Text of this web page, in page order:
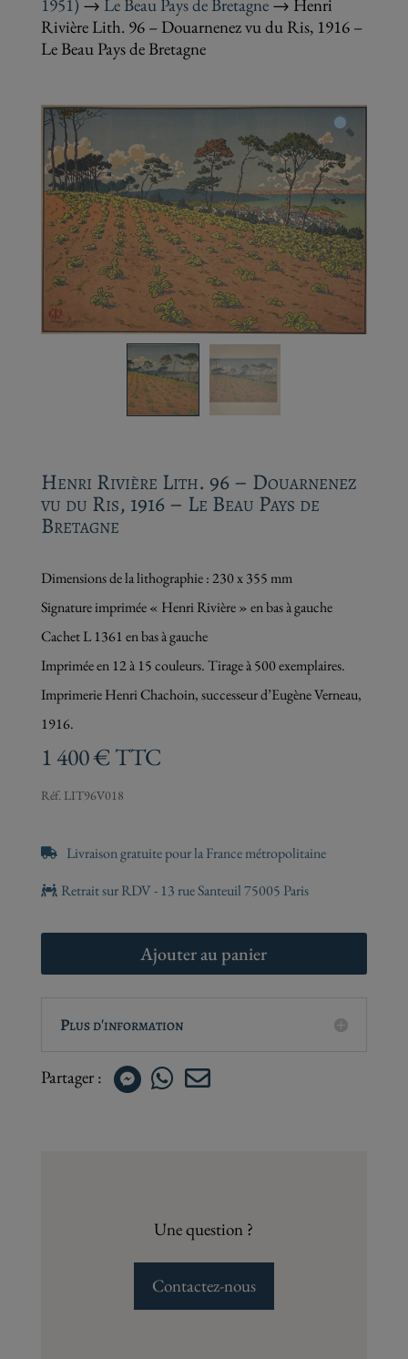
(1864-1951) →Le Beau Pays de Bretagne→
Henri Rivière Lith. 96 – Douarnenez vu du Ris,
1916 – Le Beau Pays de Bretagne
Henri Rivière Lith. 96 –
Douarnenez vu du Ris, 1916 – Le
Beau Pays de Bretagne
Dimensions de la lithographie : 230 x 355 mm
Signature imprimée « Henri Rivière » en bas à gauche
Cachet L 1361 en bas à gauche
Imprimée en 12 à 15 couleurs. Tirage à 500 exemplaires.
Imprimerie Henri Chachoin, successeur d’Eugène
Verneau, 1916.
1 400€ TTC
Réf. LIT96V018


Ajouter au panier
Plus d'information
 
Une question ?
Contactez-nous
Inscrivez-vous à notre newsletter pour
suivre nos actualités.
pour vous inscrire
Veuillez renseigner votre adresse email pour vous
inscrire. Ex. : abc@xyz.com
S'INSCRIRE